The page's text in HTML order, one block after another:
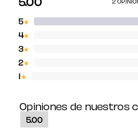
5★
4★
3★
2★
1★
Opiniones de nuestros
5.00